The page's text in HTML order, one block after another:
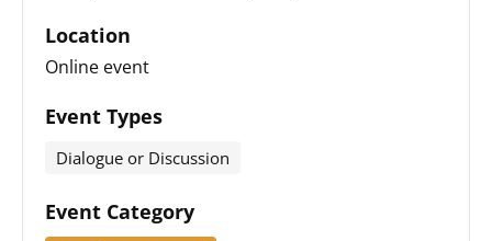
Location
Online event
Event Types
Dialogue or Discussion
Event Category